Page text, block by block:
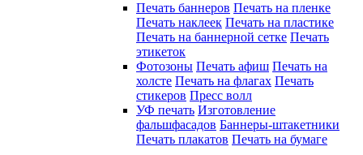
Печать баннеров Печать на пленке
Печать наклеек Печать на пластике
Печать на баннерной сетке Печать
этикеток
Фотозоны Печать афиш Печать на
холсте Печать на флагах Печать
стикеров Пресс волл
УФ печать Изготовление
фальшфасадов Баннеры-штакетники
Печать плакатов Печать на бумаге